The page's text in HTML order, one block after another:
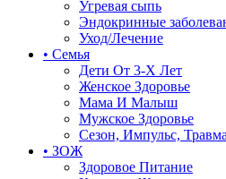
Угревая сыпь
Эндокринные
Уход/Лечение
• Семья
Дети От 3-Х Лет
Женское Здоровье
Мама И Малыш
Мужское Здоровье
Сезон, Импульс, Травма
• ЗОЖ
Здоровое Питание